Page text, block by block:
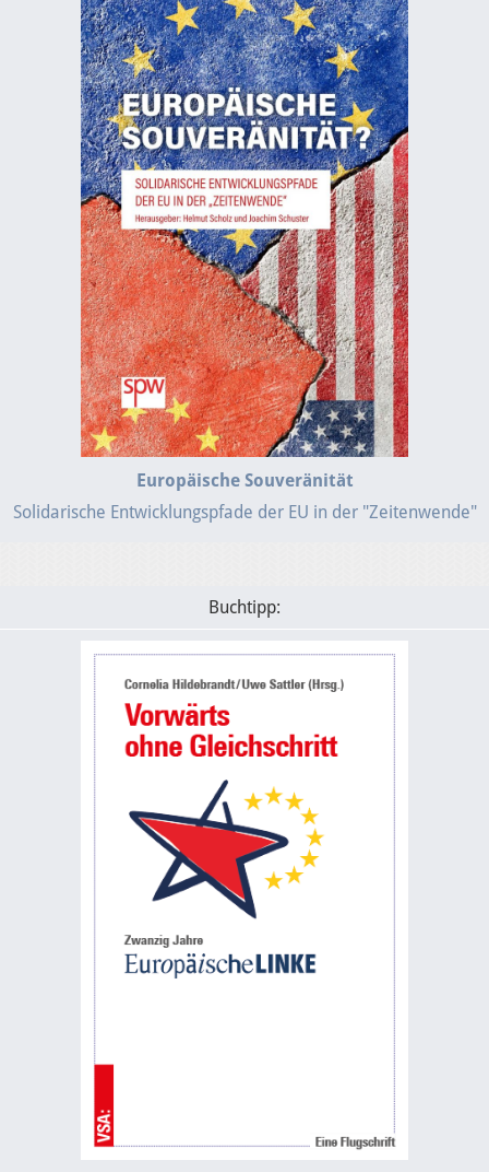
Europäische Souveränität
Solidarische Entwicklungspfade der EU in der "Zeitenwende"
Buchtipp: